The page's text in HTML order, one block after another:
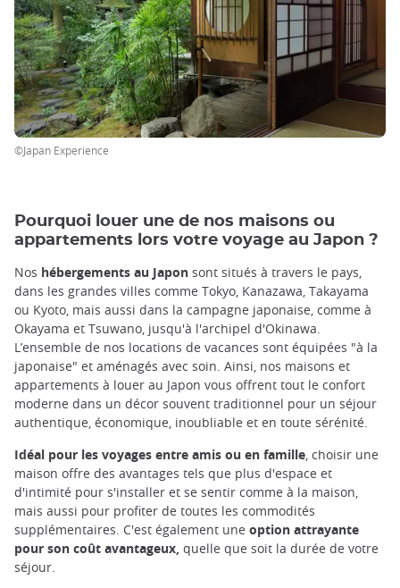
©Japan Experience
Pourquoi louer une de nos maisons ou
appartements lors votre voyage au Japon ?
Nos hébergements au Japon sont situés à travers le pays,
dans les grandes villes comme Tokyo, Kanazawa, Takayama
ou Kyoto, mais aussi dans la campagne japonaise, comme à
Okayama et Tsuwano, jusqu'à l'archipel d'Okinawa.
L’ensemble de nos locations de vacances sont équipées "à la
japonaise" et aménagés avec soin. Ainsi, nos maisons et
appartements à louer au Japon vous offrent tout le confort
moderne dans un décor souvent traditionnel pour un séjour
authentique, économique, inoubliable et en toute sérénité.
Idéal pour les voyages entre amis ou en famille , choisir une
maison offre des avantages tels que plus d'espace et
d'intimité pour s'installer et se sentir comme à la maison,
mais aussi pour profiter de toutes les commodités
supplémentaires. C'est également une option attrayante
pour son coût avantageux, quelle que soit la durée de votre
séjour.